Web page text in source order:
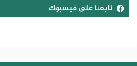
تابعنا على فيسبوك